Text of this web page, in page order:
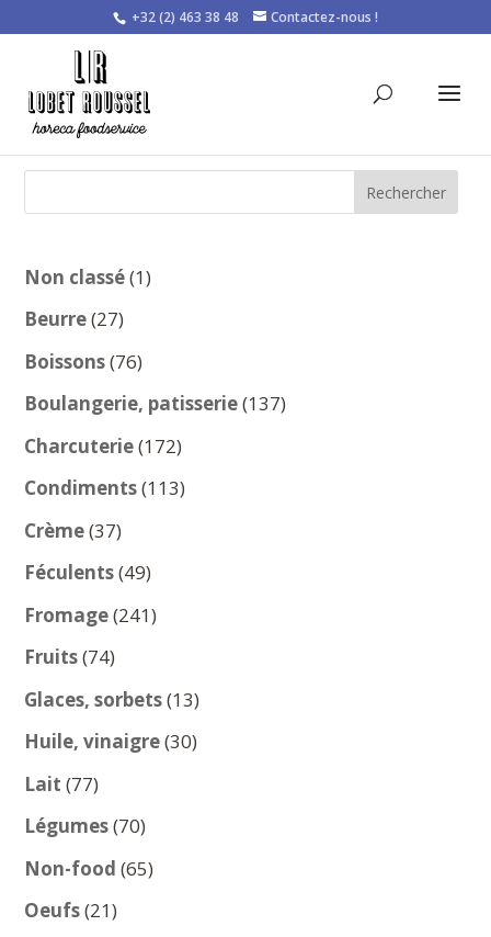
+32 (2) 463 38 48 Contactez-nous !
Rechercher
Non classé 11
Beurre 2727
produits
Boissons 7676
produits
Boulangerie, patisserie 137137
Charcuterie 172172
produits
Condiments 113113
Crème 3737
produits
Féculents 4949
produits
Fromage 241241
Fruits 7474
produits
Glaces, sorbets 1313
produits
Huile, vinaigre 3030
Lait 7777
produits
Légumes 7070
produits
Non-food 6565
Oeufs 2121